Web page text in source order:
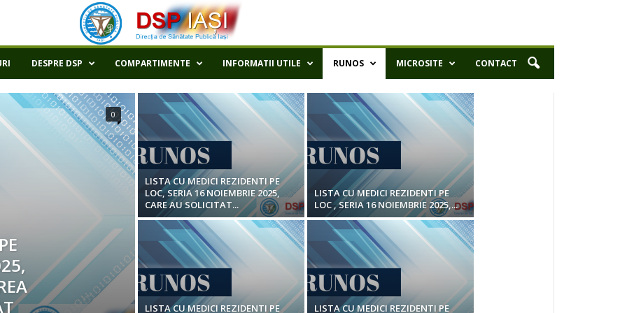
DESPRE DSP COMPARTIMENTE INFORMATII UTILE RUNOS MICROSITE CONTACT
0
LISTA CU MEDICI REZIDENTI PE
LOC, SERIA 16 NOIEMBRIE 2025,
CARE AU SOLICITAT...
LISTA CU MEDICI REZIDENTI PE
LOC , SERIA 16 NOIEMBRIE 2025,...
LISTA CU MEDICI REZIDENTI PE
LISTA CU MEDICI REZIDENTI PE